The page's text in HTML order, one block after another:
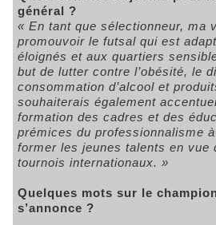
général ?
« En tant que sélectionneur, ma
promouvoir le futsal qui est
éloignés et aux quartiers
but de lutter contre l’obésité, le
consommation d’alcool et
souhaiterais également
formation des cadres et des
prémices du professionnalisme
former les jeunes talents en vue
tournois internationaux. »
Quelques mots sur le
s’annonce ?